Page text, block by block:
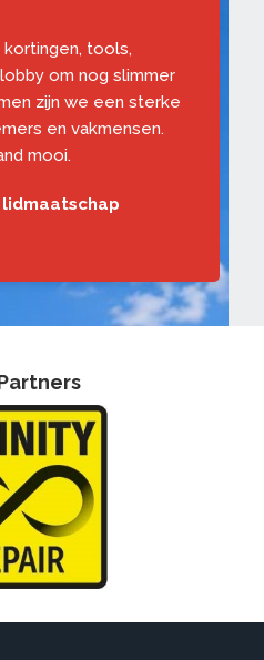
tools,
om nog slimmer
zijn we een sterke
en vakmensen.
mooi.